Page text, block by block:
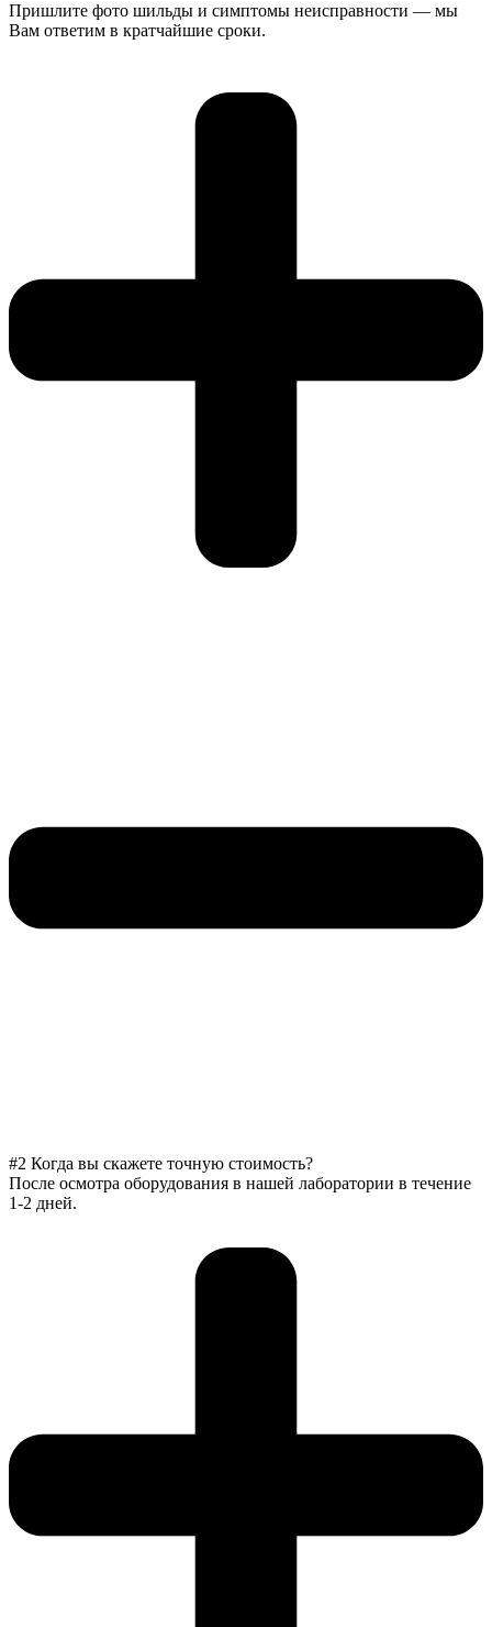
Пришлите фото шильды и симптомы неисправности — мы
Вам ответим в кратчайшие сроки.
#2 Когда вы скажете точную стоимость?
После осмотра оборудования в нашей лаборатории в течение
1-2 дней.